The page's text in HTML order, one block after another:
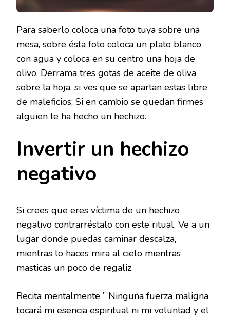
Para saberlo coloca una foto tuya sobre una
mesa, sobre ésta foto coloca un plato blanco
con agua y coloca en su centro una hoja de
olivo. Derrama tres gotas de aceite de oliva
sobre la hoja, si ves que se apartan estas libre
de maleficios; Si en cambio se quedan firmes
alguien te ha hecho un hechizo.
Invertir un hechizo
negativo
Si crees que eres víctima de un hechizo
negativo contrarréstalo con este ritual. Ve a un
lugar donde puedas caminar descalza,
mientras lo haces mira al cielo mientras
masticas un poco de regaliz.
Recita mentalmente ” Ninguna fuerza maligna
tocará mi esencia espiritual ni mi voluntad y el